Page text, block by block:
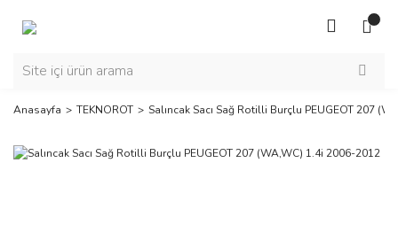
Anasayfa TEKNOROT Salıncak Sacı Sağ Rotilli Burçlu PEUGEOT 207